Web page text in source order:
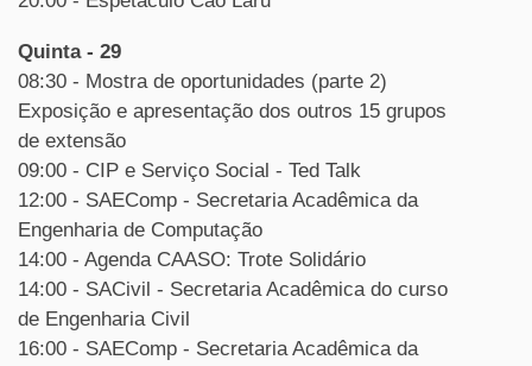
Quinta - 29
08:30 - Mostra de oportunidades (parte 2)
Exposição e apresentação dos outros 15 grupos
de extensão
09:00 - CIP e Serviço Social - Ted Talk
12:00 - SAEComp - Secretaria Acadêmica da
Engenharia de Computação
14:00 - Agenda CAASO: Trote Solidário
14:00 - SACivil - Secretaria Acadêmica do curso
de Engenharia Civil
16:00 - SAEComp - Secretaria Acadêmica da